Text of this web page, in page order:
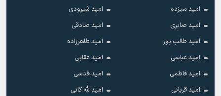
امید سیزده
امید شیرودی
امید صابری
امید صادقی
امید طالب پور
امید طاهرزاده
امید عباسی
امید عقابی
امید فاطمی
امید قدسی
امید قربانی
امید لله گانی